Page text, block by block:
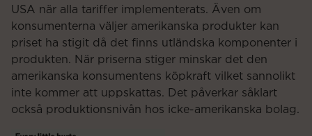
USA när alla tariffer implementerats. Även om
konsumenterna väljer amerikanska produkter kan
priset ha stigit då det finns utländska komponenter i
produkten. När priserna stiger minskar det den
amerikanska konsumentens köpkraft vilket sannolikt
inte kommer att uppskattas. Det påverkar såklart
också produktionsnivån hos icke-amerikanska bolag.